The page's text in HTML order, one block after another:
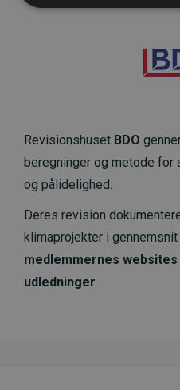
Revisionshuset BDO
beregninger og metode for
og pålidelighed.
Deres revision
klimaprojekter i
medlemmernes
udledninger.